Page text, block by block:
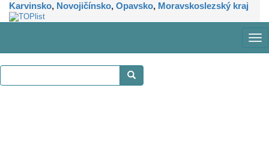
Karvinsko, Novojičínsko, Opavsko, Moravskoslezský kraj